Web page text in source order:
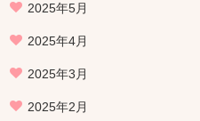
2025年5月
2025年4月
2025年3月
2025年2月